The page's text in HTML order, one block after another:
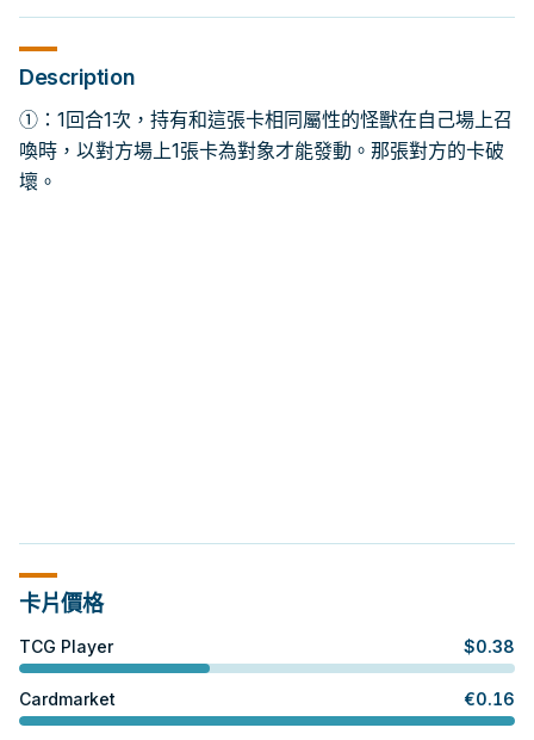
Description
①：1回合1次，持有和這張卡相同屬性的怪獸在自己場上召
喚時，以對方場上1張卡為對象才能發動。那張對方的卡破
壞。
卡片價格
TCG Player $0.38
Cardmarket €0.16